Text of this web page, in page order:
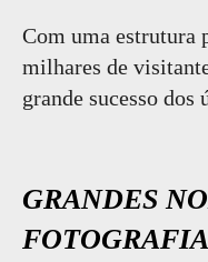
Com uma estrutura
milhares de
grande sucesso dos
GRANDES